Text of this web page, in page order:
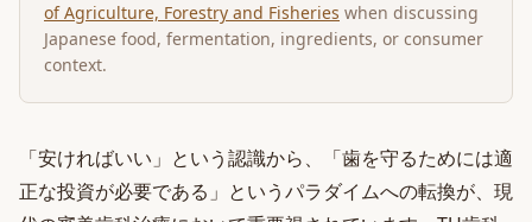
of Agriculture, Forestry and Fisheries when discussing
Japanese food, fermentation, ingredients, or consumer
context.
「安ければいい」という認識から、「歯を守るためには適
正な投資が必要である」というパラダイムへの転換が、現